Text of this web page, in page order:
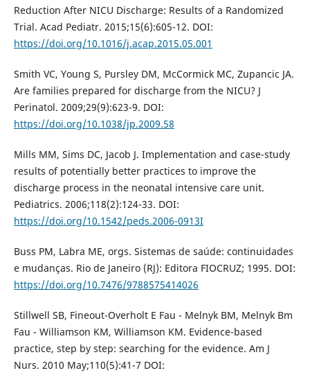
Reduction After NICU Discharge: Results of a Randomized
Trial. Acad Pediatr. 2015;15(6):605-12. DOI:
https://doi.org/10.1016/j.acap.2015.05.001
Smith VC, Young S, Pursley DM, McCormick MC, Zupancic JA.
Are families prepared for discharge from the NICU? J
Perinatol. 2009;29(9):623-9. DOI:
https://doi.org/10.1038/jp.2009.58
Mills MM, Sims DC, Jacob J. Implementation and case-study
results of potentially better practices to improve the
discharge process in the neonatal intensive care unit.
Pediatrics. 2006;118(2):124-33. DOI:
https://doi.org/10.1542/peds.2006-0913I
Buss PM, Labra ME, orgs. Sistemas de saúde: continuidades
e mudanças. Rio de Janeiro (RJ): Editora FIOCRUZ; 1995. DOI:
https://doi.org/10.7476/9788575414026
Stillwell SB, Fineout-Overholt E Fau - Melnyk BM, Melnyk Bm
Fau - Williamson KM, Williamson KM. Evidence-based
practice, step by step: searching for the evidence. Am J
Nurs. 2010 May;110(5):41-7 DOI: